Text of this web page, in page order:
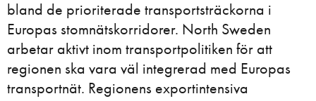
bland de prioriterade transportsträckorna i
Europas stomnätskorridorer. North Sweden
arbetar aktivt inom transportpolitiken för att
regionen ska vara väl integrerad med Europas
transportnät. Regionens exportintensiva